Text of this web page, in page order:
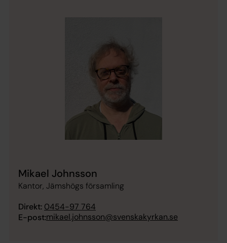
Mikael Johnsson
Kantor, Jämshögs församling
Direkt: 0454-97 764
E-post:mikael.johnsson@svenskakyrkan.se